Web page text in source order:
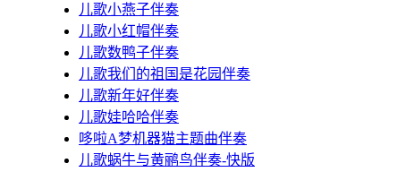
儿歌小燕子伴奏
儿歌小红帽伴奏
儿歌数鸭子伴奏
儿歌我们的祖国是花园伴奏
儿歌新年好伴奏
儿歌娃哈哈伴奏
哆啦A梦机器猫主题曲伴奏
儿歌蜗牛与黄鹂鸟伴奏-快版